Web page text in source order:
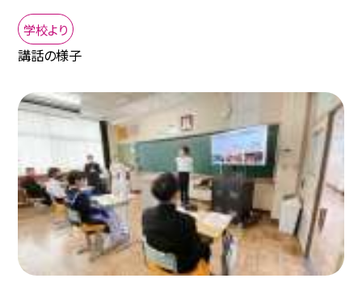
学校より
講話の様子